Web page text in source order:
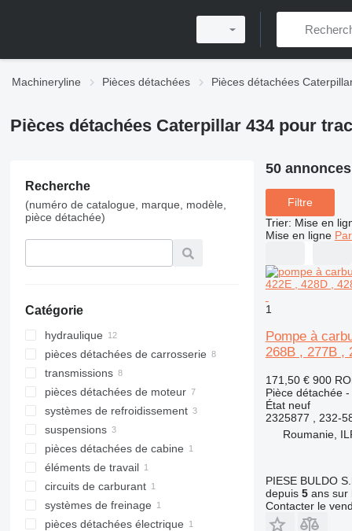
Machineryline Pièces détachées Pièces détachées
Pièces détachées Caterpillar 434 pour
Recherche
(numéro de catalogue, marque, modèle,
pièce détachée)
Catégorie
hydraulique
vérins hydrauliques
pompes hydrauliques
distributeurs hydrauliques
pièces détachées de carrosserie
attaches rapides
autres pièces détachées de
transmissions
arbres de transmission
boîtes de vitesses
jeux de pignons coniques
pignons de boîte de vitesses
pièces détachées de moteur
refroidisseurs d'huile
câbles d'accélérateur
moteurs
pompes à huile
filtres à huile
systèmes de refroidissement
radiateurs de refroidissement du
suspensions
fusées d'essieu
essieux
patins de stabilisation
pièces détachées de cabine
autres pièces détachées pour
éléments de travail
autres éléments fonctionnels
circuits de carburant
pompes à carburant
systèmes de freinage
maîtres-cylindres de frein
pièces détachées électrique
50
Filtre
Trier: Mise en
Mise en ligne
1
Pompe à
268B , 277B ,
171,50 € 900
Pièce détachée
Étatneuf
2325877 , 232-
Roumanie,
PIESE BULDO
depuis 5ans sur
Contacter le